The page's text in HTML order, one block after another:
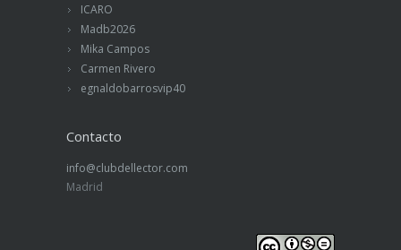
ICARO
Madb2026
Mika Campos
Carmen Rivero
egnaldobarrosvip40
Contacto
info@clubdellector.com
Madrid